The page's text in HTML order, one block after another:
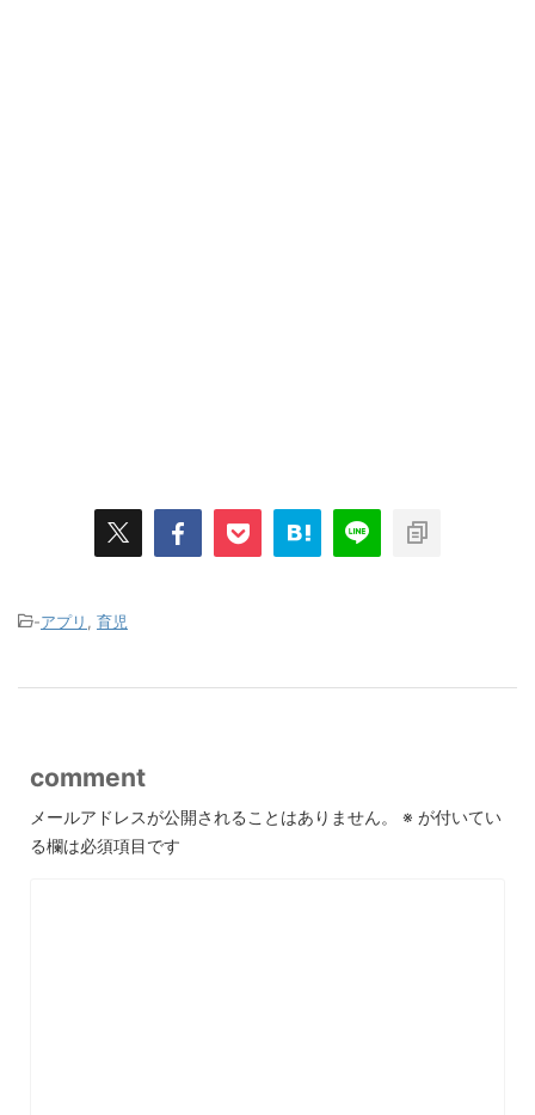
-アプリ , 育児
comment
メールアドレスが公開されることはありません。 ※ が付いてい
る欄は必須項目です